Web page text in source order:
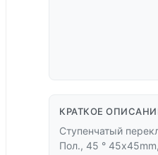
КРАТКОЕ
Ступенчатый
Пол., 45 °